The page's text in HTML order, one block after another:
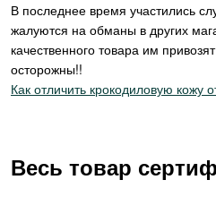
В последнее время участились
жалуются на обманы в других
качественного товара им
осторожны!!
Как отличить крокодиловую кожу
Весь товар